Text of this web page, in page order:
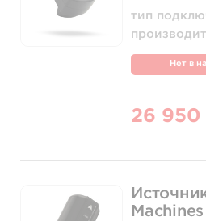
тип
Нет в
26 950